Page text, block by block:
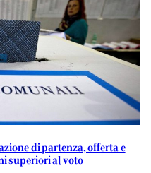
di partenza, offerta e
superiori al voto